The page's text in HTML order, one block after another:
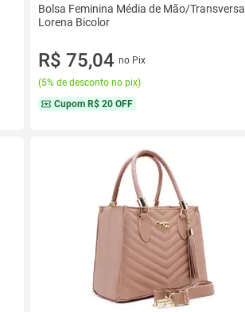
Bolsa Feminina Média de Mão/Transversal
Lorena Bicolor
R$ 75,04 no Pix
(5% de desconto no pix)
Cupom R$ 20 OFF